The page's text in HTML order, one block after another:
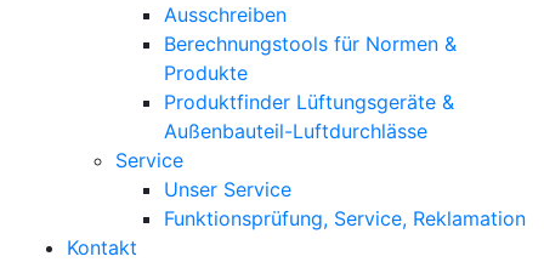
Ausschreiben
Berechnungstools für Normen &
Produkte
Produktfinder Lüftungsgeräte &
Außenbauteil-Luftdurchlässe
Service
Unser Service
Funktionsprüfung, Service, Reklamation
Kontakt